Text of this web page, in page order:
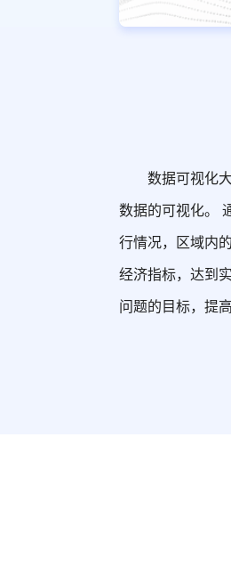
数据可视化
数据的可视化。
行情况，区域内
经济指标，达到
问题的目标，提